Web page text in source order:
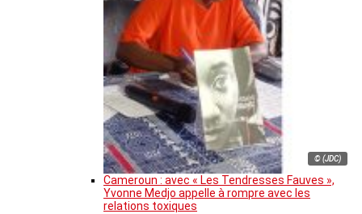
© (JDC)
Cameroun : avec « Les Tendresses Fauves »,
Yvonne Medjo appelle à rompre avec les
relations toxiques